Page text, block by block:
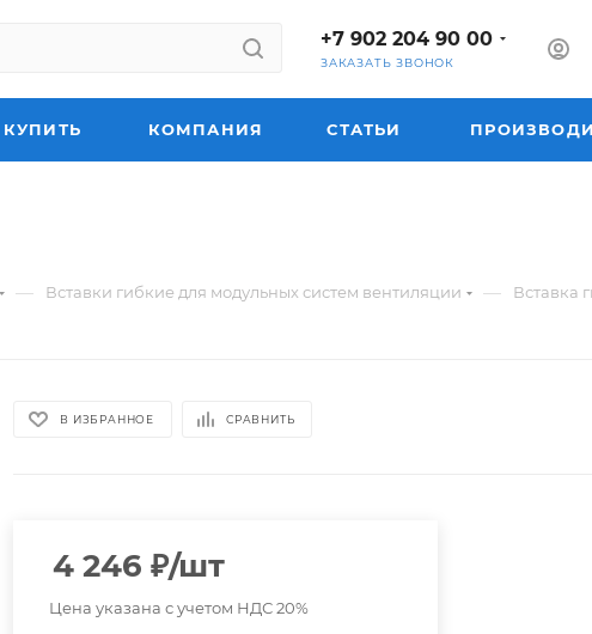
+7 902 204 90 00
ЗАКАЗАТЬ ЗВОНОК
КОМПАНИЯ СТАТЬИ
— Вставки гибкие для модульных систем вентиляции — Вставка
В ИЗБРАННОЕ СРАВНИТЬ
4 246 ₽/шт
Цена указана с учетом НДС 20%